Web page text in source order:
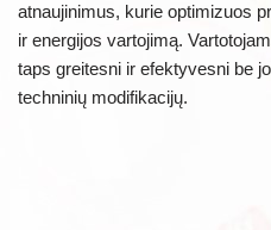
atnaujinimus, kurie optimizuos
ir energijos vartojimą.
taps greitesni ir efektyvesni be
techninių modifikacijų.